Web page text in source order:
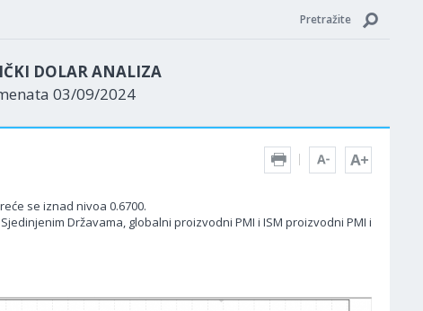
Pretražite
DOLAR ANALIZA
03/09/2024
se iznad nivoa 0.6700.
Državama, globalni proizvodni PMI i ISM proizvodni PMI i